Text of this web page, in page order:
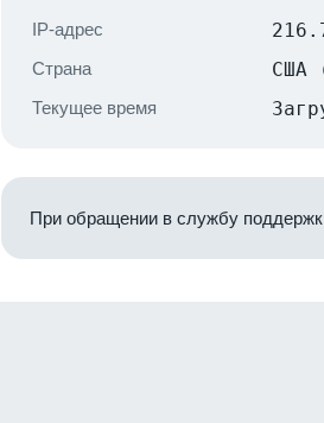
IP-адрес
Страна США
Текущее время
При обращении в службу